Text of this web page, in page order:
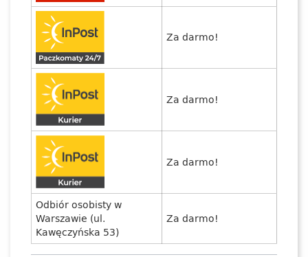
Za darmo!
Za darmo!
Za darmo!
Odbiór osobisty w
Warszawie (ul.
Kawęczyńska 53)
Za darmo!